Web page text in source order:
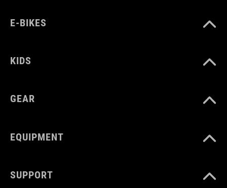
E-BIKES
KIDS
GEAR
EQUIPMENT
SUPPORT